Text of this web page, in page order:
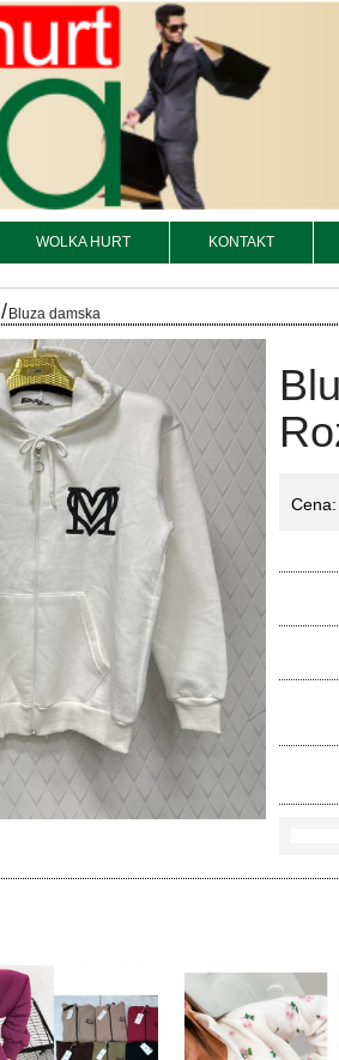
WOLKA HURT KONTAKT
/ Bluza damska
Cena: